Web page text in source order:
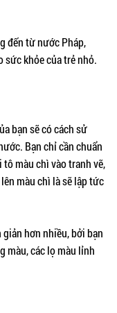
đến từ nước Pháp,
sức khỏe của trẻ nhỏ.
bạn sẽ có cách sử
Bạn chỉ cần chuẩn
màu chì vào tranh vẽ,
màu chì là sẽ lập tức
hơn nhiều, bởi bạn
màu, các lọ màu lỉnh